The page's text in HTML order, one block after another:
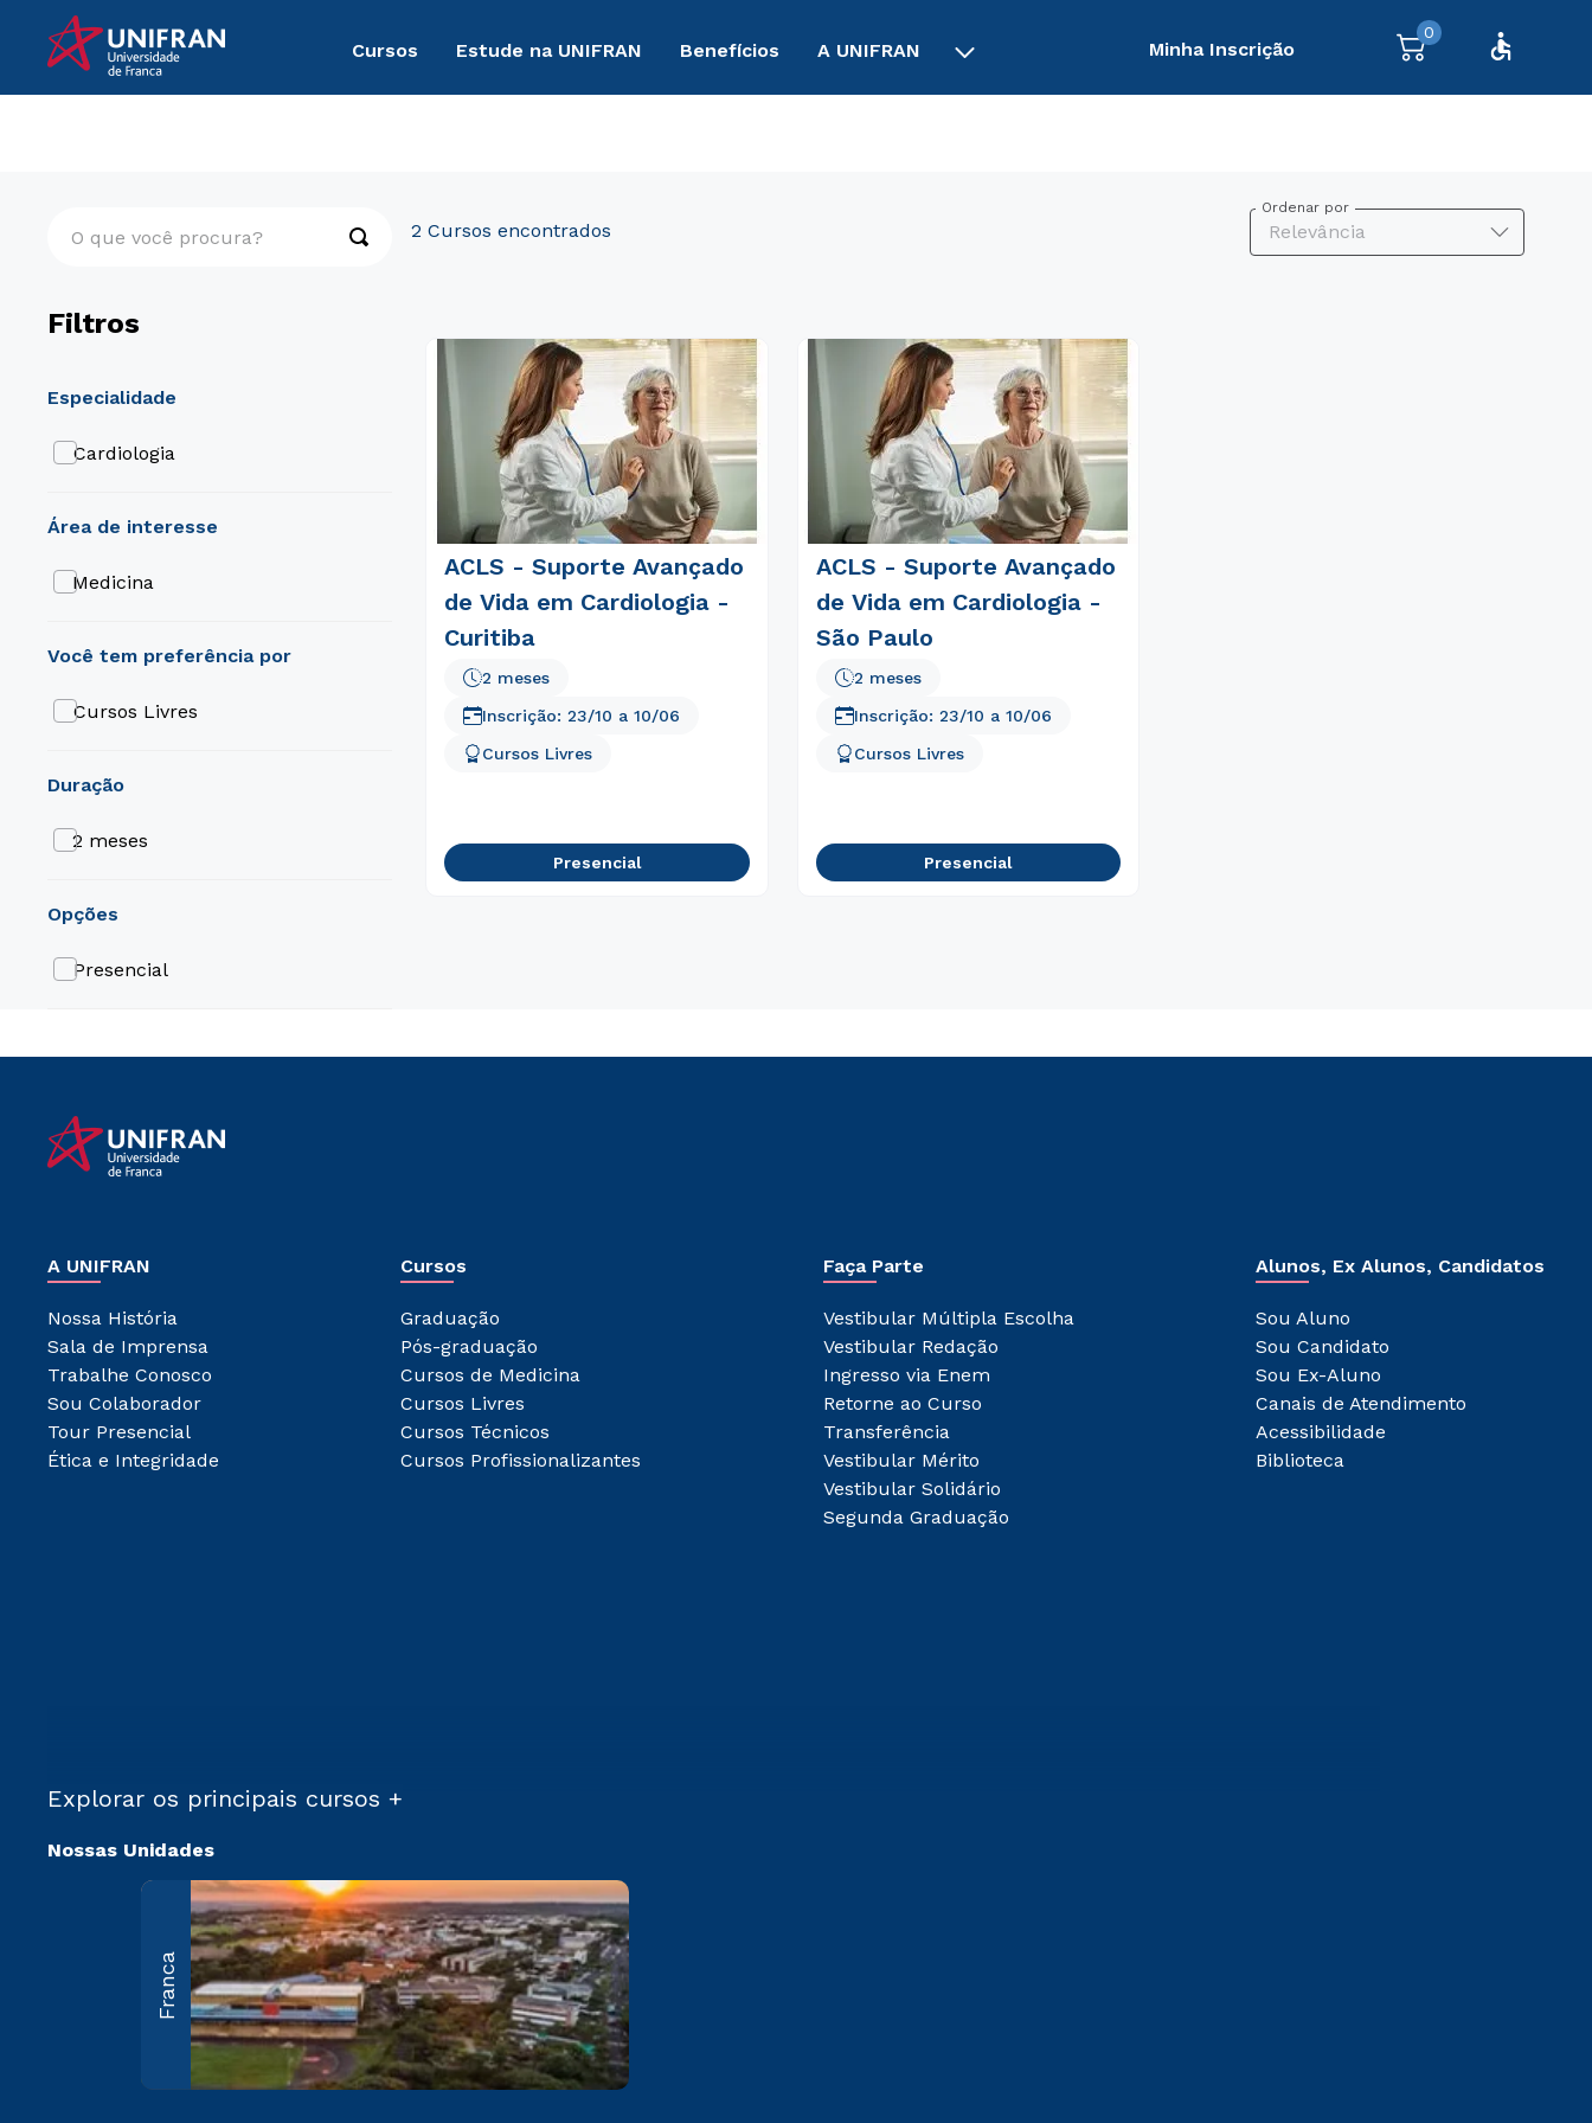
Cursos Estude na UNIFRAN Benefícios A UNIFRAN Minha Inscrição
0
Filtros
área de interesse
Medicina
duração
2 meses
especialidade
Cardiologia
opções
Presencial
Cursos Livres
2
Ordenar por
Relevância
ACLS - Suporte Avançado
de Vida em Cardiologia -
Curitiba
2 meses
Cursos Livres
Inscrição:23/10 a 10/06
Presencial
ACLS - Suporte Avançado
de Vida em Cardiologia -
São Paulo
Cursos Livres
2 meses
Inscrição: 23/10 a 10/06
Presencial
A UNIFRAN
Nossa História
Sala de Imprensa
Trabalhe Conosco
Sou Colaborador
Tour Presencial
Ética e Integridade
Cursos
Graduação
Pós-graduação
Cursos de Medicina
Cursos Livres
Cursos Técnicos
Cursos Profissionalizantes
Faça Parte
Vestibular Múltipla Escolha
Vestibular Redação
Ingresso via Enem
Retorne ao Curso
Transferência
Vestibular Mérito
Vestibular Solidário
Segunda Graduação
Alunos, Ex Alunos, Candidatos
Sou Aluno
Sou Candidato
Sou Ex-Aluno
Canais de Atendimento
Acessibilidade
Biblioteca
Explorar os principais cursos +
Nossas Unidades
Franca
Política de Privacidade. e
autorizo que meus dados sejam utilizados para o